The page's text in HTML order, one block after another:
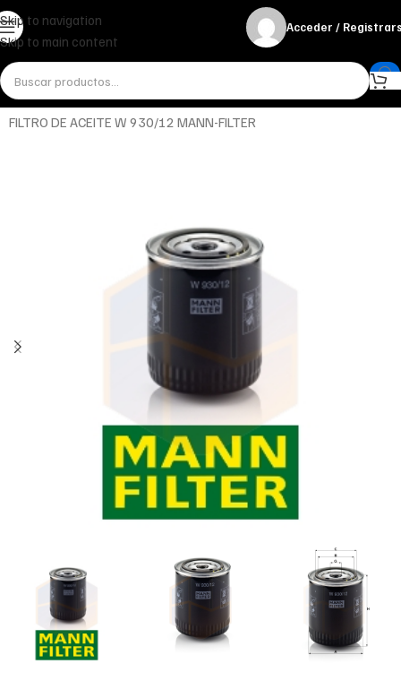
Skip to navigation
Skip to main content
Acceder /
InicioMiscelánea - otrosOtros
FILTRO DE ACEITE W 930/12 MANN-FILTER